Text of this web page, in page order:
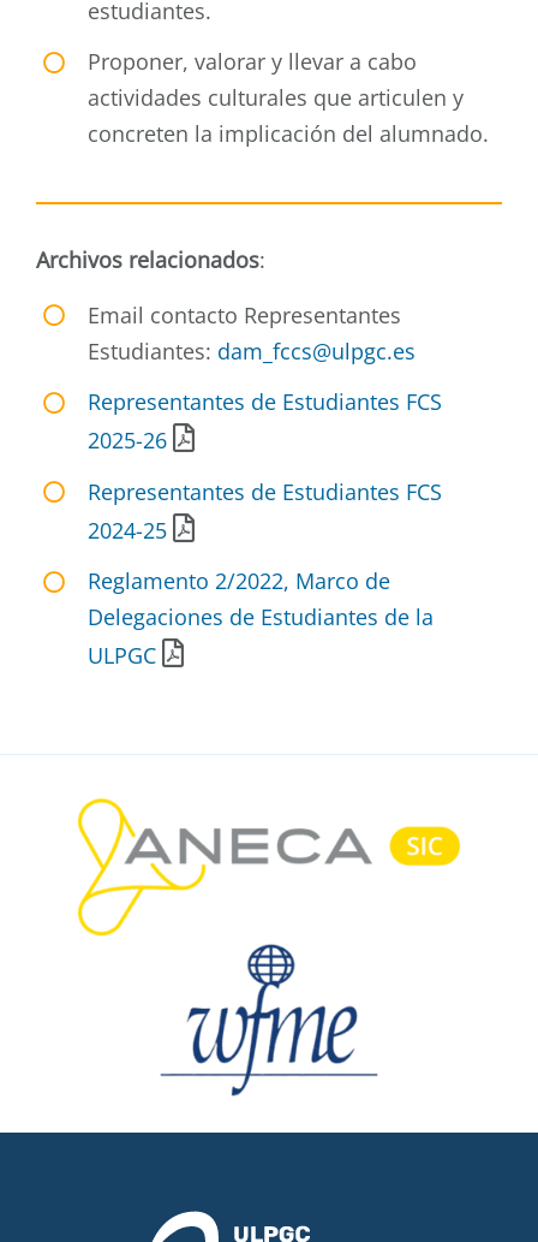
estudiantes.
Proponer, valorar y llevar a cabo
actividades culturales que articulen y
concreten la implicación del alumnado.
Archivos relacionados:
Email contacto Representantes
Estudiantes: dam_fccs@ulpgc.es
Representantes de Estudiantes FCS
2025-26
Representantes de Estudiantes FCS
2024-25
Reglamento 2/2022, Marco de
Delegaciones de Estudiantes de la
ULPGC